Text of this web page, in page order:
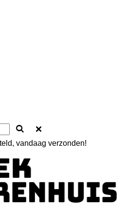
vandaag verzonden!